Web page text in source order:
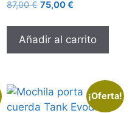
87,00€ 75,00€
Añadir al carrito
¡Oferta!